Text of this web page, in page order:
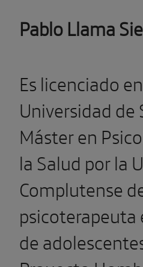
Pablo Llama
Es licenciado
Universidad de
Máster en
la Salud por la
Complutense
psicoterapeuta
de